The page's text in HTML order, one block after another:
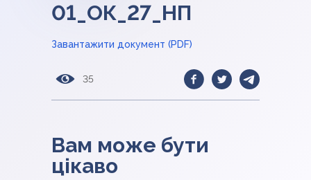
01_ОК_27_НП
Завантажити документ (PDF)
35
Вам може бути
цікаво